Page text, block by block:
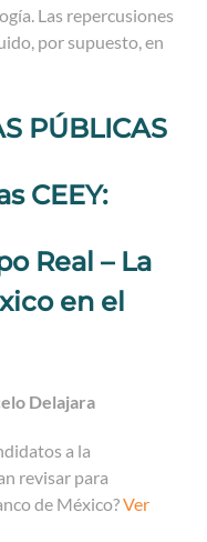
Las repercusiones
por supuesto, en
PÚBLICAS
CEEY:
Real – La
en el
Delajara
a la
revisar para
de México?Ver